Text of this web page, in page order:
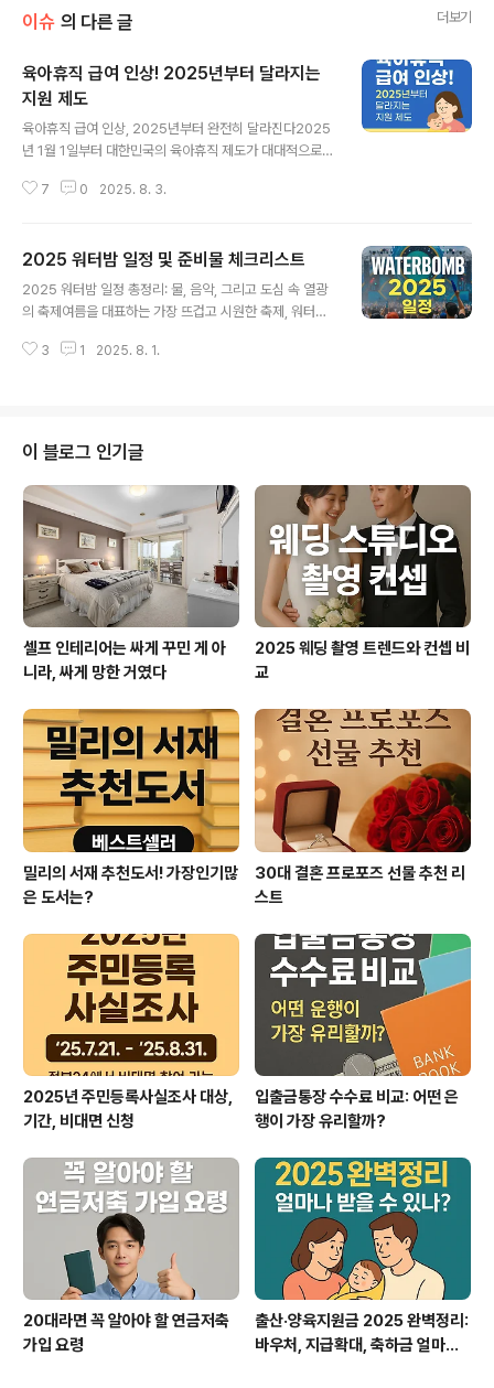
이슈 의 다른 글 더보기
육아휴직 급여 인상! 2025년부터 달라지는
지원 제도
육아휴직 급여 인상, 2025년부터 완전히 달라진다2025
년 1월 1일부터 대한민국의 육아휴직 제도가 대대적으로
액 인상이다. 기존 월 최대 150만 원이던 상한액이 월 최대
하나로, 일과 가정의 양립을 실질적으로 지원하겠다는 의
지가 담겨 있다.기존에는 육아휴직 기간 동안 월 통상임금
의 80%를 지급하되 상한액이 150만 원으로 제한되었으
개월 후에야 받을 수 있었다. 그러나 2025년부터는 이 사
7 0 2025. 8. 3.
2025 워터밤 일정 및 준비물 체크리스트
2025 워터밤 일정 총정리: 물, 음악, 그리고 도심 속 열광
의 축제여름을 대표하는 가장 뜨겁고 시원한 축제, 워터밤
2024년 워터밤은 전국 10개 도시에서 50여 팀의 아티스
하고 있어 큰 기대를 모으고 있습니다.2025년 워터밤은
서울, 부산, 대구, 인천, 수원, 대전, 광주, 제주 등 전국 주요
도시를 순회하는 형태로 진행되며, 약 6월 중순부터 8월
초까지 이어질 것으로 전망됩니다. 특히 2025년은 처음으
로 울산과 춘천이 새롭게 추가되어 지역 확장형 페스티벌
로 도약할 ..
3 1 2025. 8. 1.
이 블로그 인기글
셀프 인테리어는 싸게 꾸민 게 아
니라, 싸게 망한 거였다
2025 웨딩 촬영 트렌드와 컨셉 비
교
밀리의 서재 추천도서! 가장인기많
은 도서는?
30대 결혼 프로포즈 선물 추천 리
스트
2025년 주민등록사실조사 대상,
기간, 비대면 신청
입출금통장 수수료 비교: 어떤 은
행이 가장 유리할까?
20대라면 꼭 알아야 할 연금저축
가입 요령
출산·양육지원금 2025 완벽정리:
바우처, 지급확대, 축하금 얼마까